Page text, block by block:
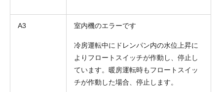
A3 室内機のエラーです
冷房運転中にドレンパン内の水位上昇に
よりフロートスイッチが作動し、停止し
ています。暖房運転時もフロートスイッ
チが作動した場合、停止します。